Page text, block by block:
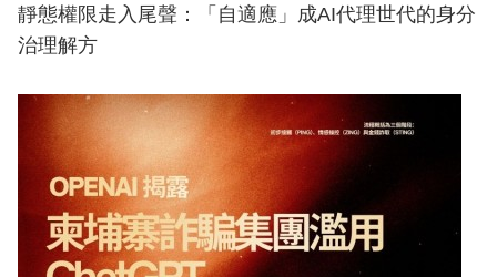
靜態權限走入尾聲：「自適應」成AI代理世代的身分
治理解方